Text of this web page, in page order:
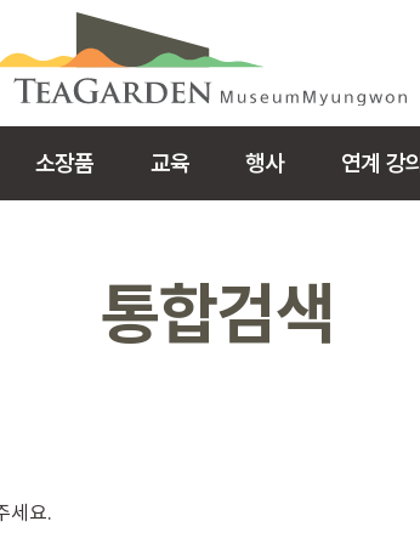
소장품 교육 행사 연계 강의
통합검색